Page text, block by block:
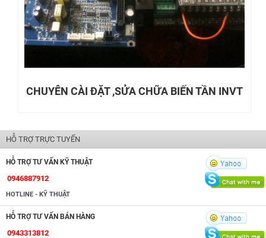
CHUYÊN CÀI ĐẶT ,SỬA CHỮA BIẾN TẦN INVT
HỖ TRỢ TRỰC TUYẾN
HỖ TRỢ TƯ VẤN KỸ THUẬT
0946887912
HOTLINE - KỸ THUẬT
HỖ TRỢ TƯ VẤN BÁN HÀNG
0943313812